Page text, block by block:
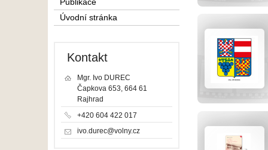
Publikace
Úvodní stránka
Kontakt
Mgr. Ivo DUREC
Čapkova 653, 664 61
Rajhrad
+420 604 422 017
ivo.durec@volny.cz